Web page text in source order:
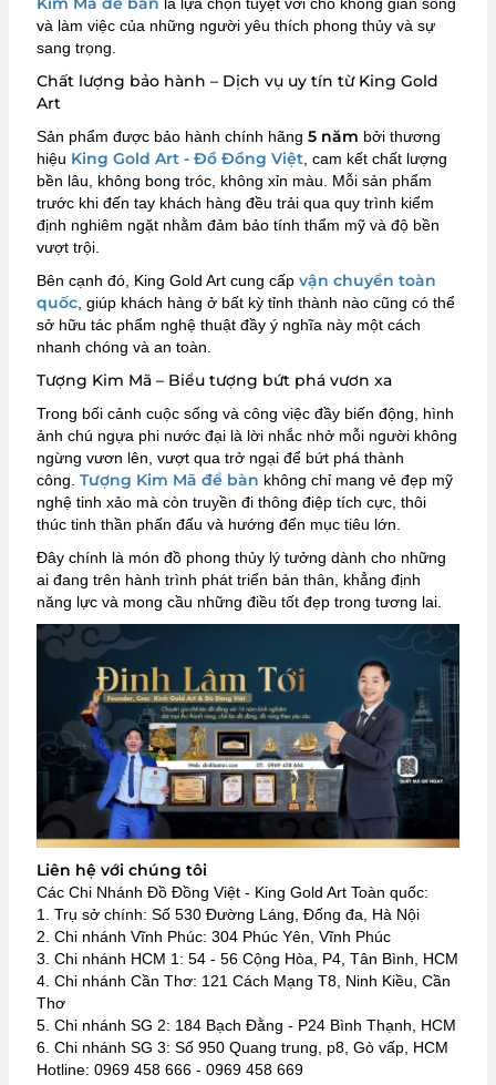
và làm việc của những người yêu thích phong thủy và sự
sang trọng.
Chất lượng bảo hành – Dịch vụ uy tín từ King Gold
Art
Sản phẩm được bảo hành chính hãng 5 năm bởi thương
hiệu King Gold Art - Đồ Đồng Việt , cam kết chất lượng
bền lâu, không bong tróc, không xỉn màu. Mỗi sản phẩm
trước khi đến tay khách hàng đều trải qua quy trình kiểm
định nghiêm ngặt nhằm đảm bảo tính thẩm mỹ và độ bền
vượt trội.
Bên cạnh đó, King Gold Art cung cấp vận chuyển toàn
quốc , giúp khách hàng ở bất kỳ tỉnh thành nào cũng có thể
sở hữu tác phẩm nghệ thuật đầy ý nghĩa này một cách
nhanh chóng và an toàn.
Tượng Kim Mã – Biểu tượng bứt phá vươn xa
Trong bối cảnh cuộc sống và công việc đầy biến động, hình
ảnh chú ngựa phi nước đại là lời nhắc nhở mỗi người không
ngừng vươn lên, vượt qua trở ngại để bứt phá thành
công. Tượng Kim Mã để bàn không chỉ mang vẻ đẹp mỹ
nghệ tinh xảo mà còn truyền đi thông điệp tích cực, thôi
thúc tinh thần phấn đấu và hướng đến mục tiêu lớn.
Đây chính là món đồ phong thủy lý tưởng dành cho những
ai đang trên hành trình phát triển bản thân, khẳng định
năng lực và mong cầu những điều tốt đẹp trong tương lai.
Liên hệ với chúng tôi
Các Chi Nhánh Đồ Đồng Việt - King Gold Art Toàn quốc:
1. Trụ sở chính: Số 530 Đường Láng, Đống đa, Hà Nội
2. Chi nhánh Vĩnh Phúc: 304 Phúc Yên, Vĩnh Phúc
3. Chi nhánh HCM 1: 54 - 56 Cộng Hòa, P4, Tân Bình, HCM
4. Chi nhánh Cần Thơ: 121 Cách Mạng T8, Ninh Kiều, Cần
Thơ
5. Chi nhánh SG 2: 184 Bạch Đằng - P24 Bình Thạnh, HCM
6. Chi nhánh SG 3: Số 950 Quang trung, p8, Gò vấp, HCM
Hotline: 0969 458 666 - 0969 458 669